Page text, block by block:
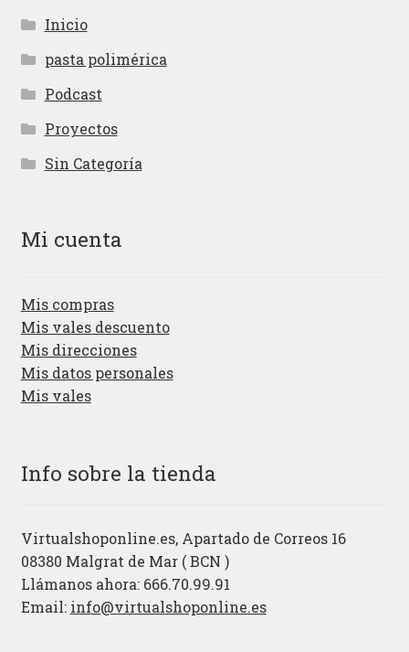
Inicio
pasta polimérica
Podcast
Proyectos
Sin Categoría
Mi cuenta
Mis compras
Mis vales descuento
Mis direcciones
Mis datos personales
Mis vales
Info sobre la tienda
Virtualshoponline.es, Apartado de Correos 16
08380 Malgrat de Mar ( BCN )
Llámanos ahora: 666.70.99.91
Email: info@virtualshoponline.es